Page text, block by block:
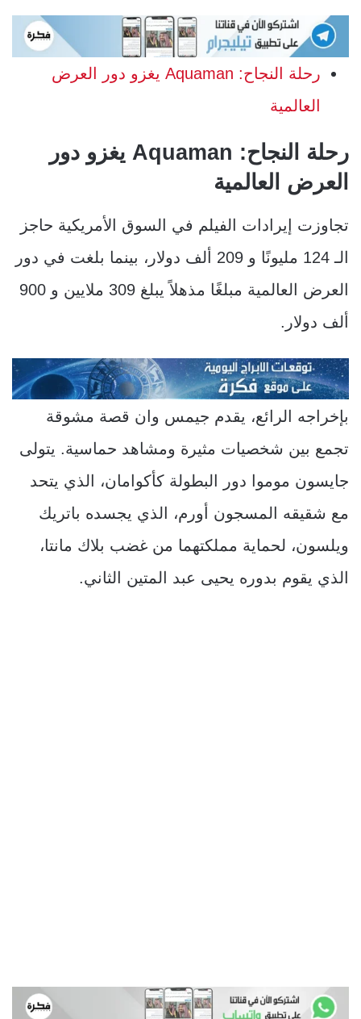
رحلة النجاح: Aquaman يغزو دور العرض
العالمية
رحلة النجاح: Aquaman يغزو دور
العرض العالمية
تجاوزت إيرادات الفيلم في السوق الأمريكية حاجز
الـ 124 مليونًا و 209 ألف دولار، بينما بلغت في دور
العرض العالمية مبلغًا مذهلاً يبلغ 309 ملايين و 900
ألف دولار.
بإخراجه الرائع، يقدم جيمس وان قصة مشوقة
تجمع بين شخصيات مثيرة ومشاهد حماسية. يتولى
جايسون موموا دور البطولة كأكوامان، الذي يتحد
مع شقيقه المسجون أورم، الذي يجسده باتريك
ويلسون، لحماية مملكتهما من غضب بلاك مانتا،
الذي يقوم بدوره يحيى عبد المتين الثاني.